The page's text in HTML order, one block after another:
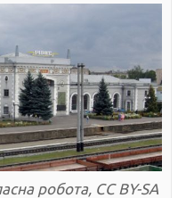
робота, CC BY-SA